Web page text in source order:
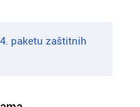
paketu zaštitnih